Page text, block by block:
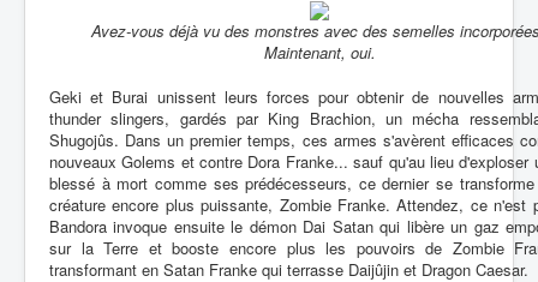
Avez-vous déjà vu des monstres avec des semelles
Maintenant, oui.
Geki et Burai unissent leurs forces pour obtenir de nouvelles
thunder slingers, gardés par King Brachion, un mécha
Shugojûs. Dans un premier temps, ces armes s'avèrent efficaces
nouveaux Golems et contre Dora Franke... sauf qu'au lieu d'exploser
blessé à mort comme ses prédécesseurs, ce dernier se
créature encore plus puissante, Zombie Franke. Attendez, ce n'est
Bandora invoque ensuite le démon Dai Satan qui libère un gaz
sur la Terre et booste encore plus les pouvoirs de Zombie
transformant en Satan Franke qui terrasse Daijûjin et Dragon Caesar.